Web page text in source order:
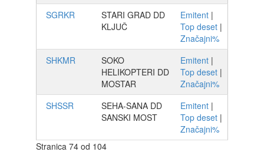
SGRKR
STARI GRAD DD
KLJUČ
Emitent |
Top deset |
Značajni%
SHKMR
SOKO
HELIKOPTERI DD
MOSTAR
Emitent |
Top deset |
Značajni%
SHSSR
SEHA-SANA DD
SANSKI MOST
Emitent |
Top deset |
Značajni%
Stranica 74 od 104